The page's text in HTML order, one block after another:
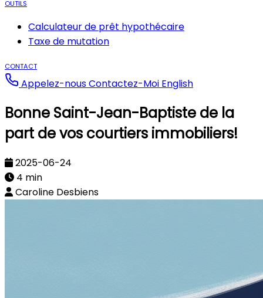
OUTILS
Calculateur de prêt hypothécaire
Taxe de mutation
CONTACT
Appelez-nousContactez-Moi English
Bonne Saint-Jean-Baptiste de la
part de vos courtiers immobiliers!
2025-06-24
4 min
Caroline Desbiens